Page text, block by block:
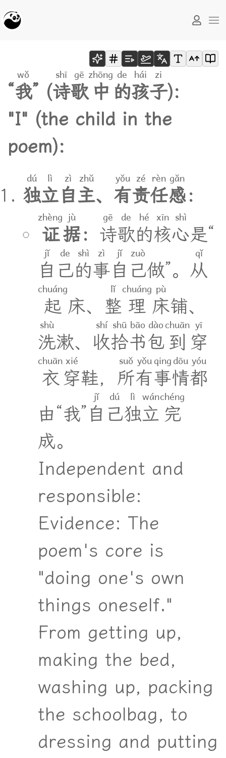
“我
wǒ
” (诗
shī
歌
gē
中
zhōng
的
de
孩
hái
子
zi
):
"I" (the child in the
poem):
独
dú
立
lì
自
zì
主
zhǔ
、 有
yǒu
责
zé
任
rèn
感
gǎn
：
证
zhèng
据
jù
： 诗
gē
歌
de
的
hé
核
xīn
心
shì
是“
自
jǐ
己
de
的
shì
事
zì
自
jǐ
己
zuò
做”。 从
qǐ
起
chuáng
床、 整
lǐ
理
chuáng
床
pù
铺、
洗
shù
漱、 收
shí
拾
shū
书
bāo
包
dào
到
chuān
穿
yī
衣
chuān
穿
xié
鞋， 所
suǒ
有
yǒu
事
qing
情
dōu
都
yóu
由“我” 自
jǐ
己
dú
独
lì
立
wán
完
chéng
成。
Independent and
responsible:
Evidence: The
poem's core is
"doing one's own
things oneself."
From getting up,
making the bed,
washing up, packing
the schoolbag, to
dressing and putting